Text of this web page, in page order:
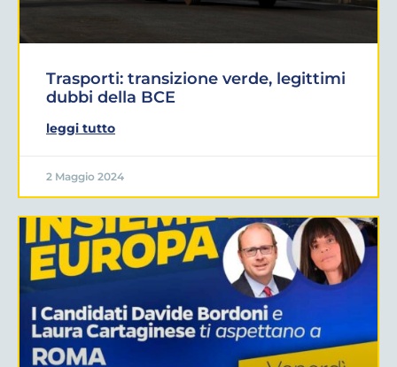
Trasporti: transizione verde, legittimi
dubbi della BCE
leggi tutto
2 Maggio 2024